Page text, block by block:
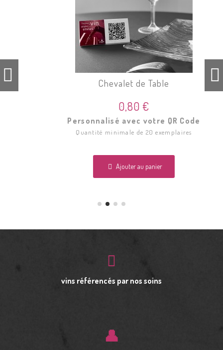
Chevalet de Table
0,80 €
Personnalisé avec votre QR Code
Quantité minimale de 20 exemplaires
Ajouter au panier
vins référencés par nos soins